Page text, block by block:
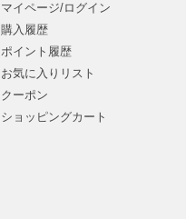
マイページ/ログイン
購入履歴
ポイント履歴
お気に入りリスト
クーポン
ショッピングカート